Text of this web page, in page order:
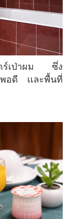
อดี เเละพื้นที่